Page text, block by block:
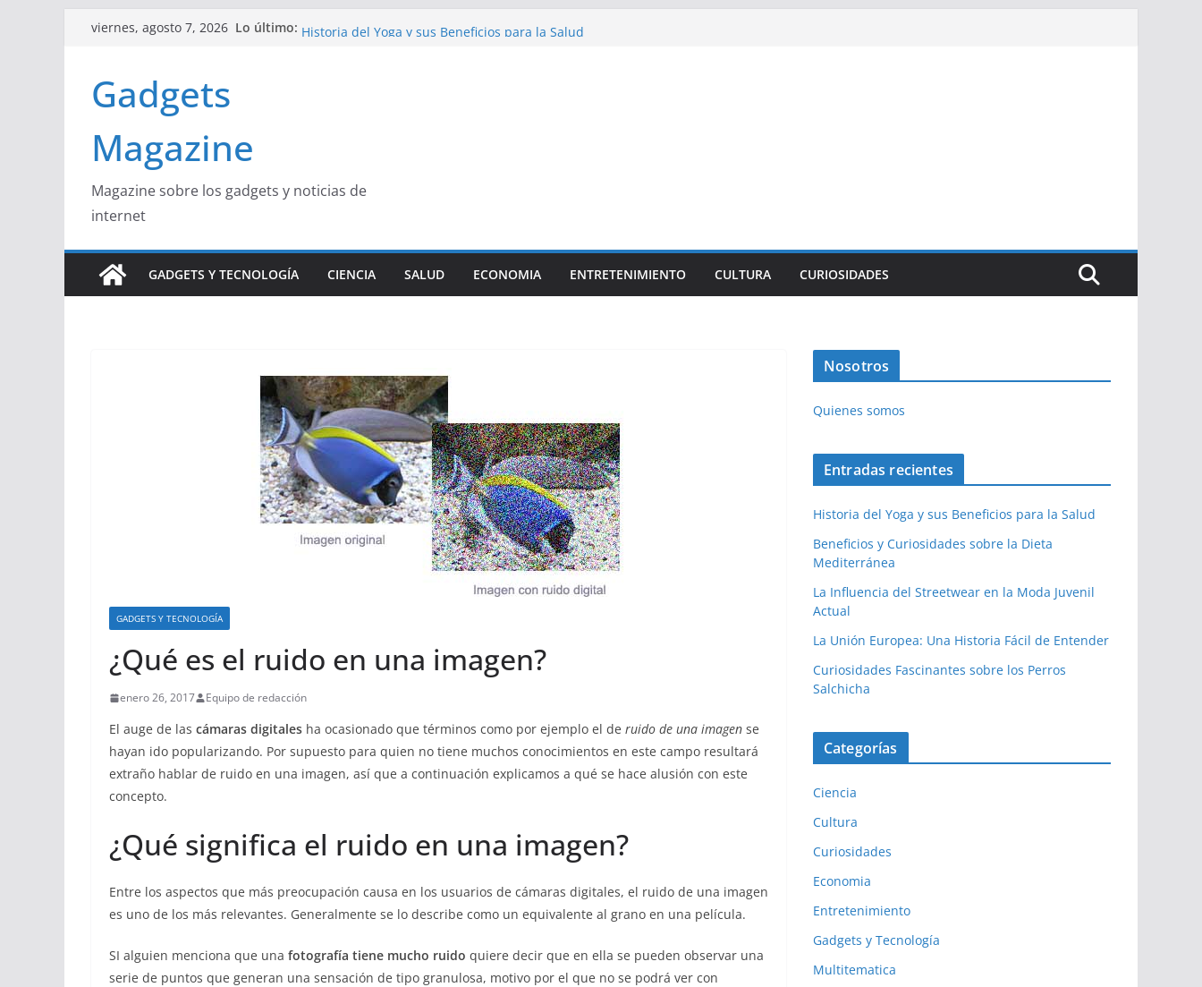
Saltarviernes, agosto 7, 2026 Lo último: Curiosidades Fascinantes sobre los Perros Salchicha
Gadgets
Magazine
Magazine sobre los gadgets y noticias de
internet
GADGETS Y TECNOLOGÍA CIENCIA SALUD ECONOMIA ENTRETENIMIENTO CULTURA CURIOSIDADES
GADGETS Y TECNOLOGÍA
¿Qué es el ruido en una imagen?
enero 26, 2017 Equipo de redacción
El auge de las cámaras digitales ha ocasionado que términos como por ejemplo el de ruido de una imagen se
hayan ido popularizando. Por supuesto para quien no tiene muchos conocimientos en este campo resultará
extraño hablar de ruido en una imagen, así que a continuación explicamos a qué se hace alusión con este
concepto.
¿Qué significa el ruido en una imagen?
Entre los aspectos que más preocupación causa en los usuarios de cámaras digitales, el ruido de una imagen
es uno de los más relevantes. Generalmente se lo describe como un equivalente al grano en una película.
SI alguien menciona que una fotografía tiene mucho ruido quiere decir que en ella se pueden observar una
serie de puntos que generan una sensación de tipo granulosa, motivo por el que no se podrá ver con
Nosotros
Quienes somos
Entradas recientes
Historia del Yoga y sus Beneficios para la Salud
Beneficios y Curiosidades sobre la Dieta
Mediterránea
La Influencia del Streetwear en la Moda Juvenil
Actual
La Unión Europea: Una Historia Fácil de Entender
Curiosidades Fascinantes sobre los Perros
Salchicha
Categorías
Ciencia
Cultura
Curiosidades
Economia
Entretenimiento
Gadgets y Tecnología
Multitematica